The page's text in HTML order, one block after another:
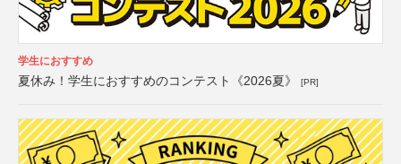
学生におすすめ
夏休み！学生におすすめのコンテスト《2026夏》 [PR]